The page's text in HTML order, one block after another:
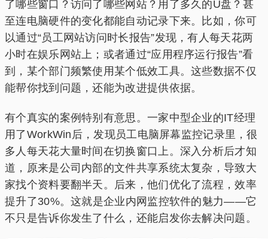
了哪些窗口？访问了哪些网站？用了多久的U盘？甚
至连电脑硬件的变化都能自动记录下来。比如，你可
以通过“员工网站访问时长报告”发现，有人每天花两
小时在娱乐网站上；或者通过“应用程序运行报告”看
到，某个部门频繁使用某个低效工具。这些数据不仅
能帮你找到问题，还能为改进提供依据。
有个真实的案例特别有意思。一家中型企业的IT经理
用了WorkWin后，发现员工电脑屏幕监控记录里，很
多人每天花大量时间在切换窗口上。深入分析后才知
道，原来是公司内部的文件共享系统太复杂，导致大
家找个资料要翻半天。后来，他们优化了流程，效率
提升了30%。这就是企业内网监控软件的魅力——它
不只是告诉你发生了什么，还能启发你去解决问题。